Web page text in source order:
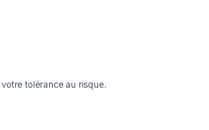
tolérance au risque.